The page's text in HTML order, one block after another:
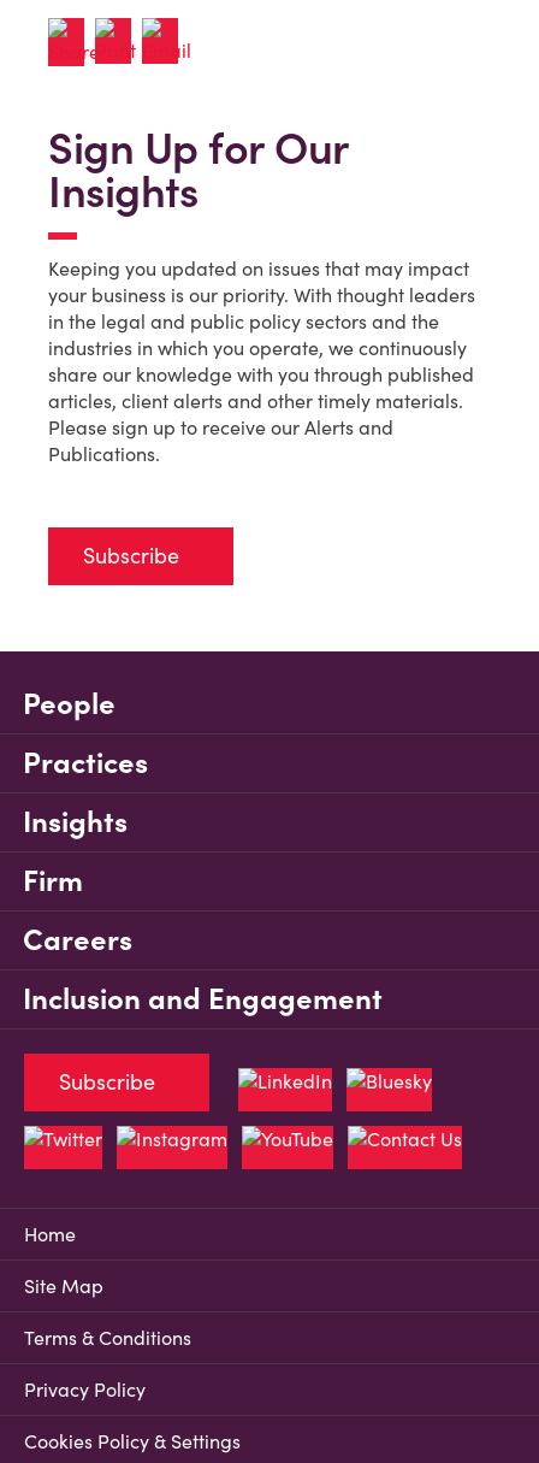
Sign Up for Our
Insights
Keeping you updated on issues that may impact
your business is our priority. With thought leaders
in the legal and public policy sectors and the
industries in which you operate, we continuously
share our knowledge with you through published
articles, client alerts and other timely materials.
Please sign up to receive our Alerts and
Publications.
Subscribe
People
Practices
Insights
Firm
Careers
Inclusion and Engagement
Home
Site Map
Terms & Conditions
Privacy Policy
Cookies Policy & Settings
Subscribe